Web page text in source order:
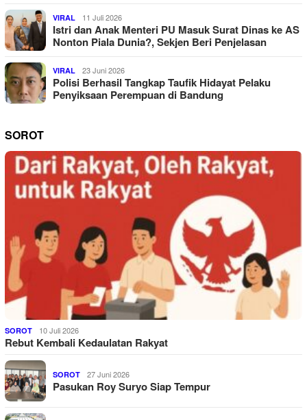
VIRAL 11 Juli 2026
Istri dan Anak Menteri PU Masuk Surat Dinas ke AS
Nonton Piala Dunia?, Sekjen Beri Penjelasan
VIRAL 23 Juni 2026
Polisi Berhasil Tangkap Taufik Hidayat Pelaku
Penyiksaan Perempuan di Bandung
SOROT
SOROT 10 Juli 2026
Rebut Kembali Kedaulatan Rakyat
SOROT 27 Juni 2026
Pasukan Roy Suryo Siap Tempur